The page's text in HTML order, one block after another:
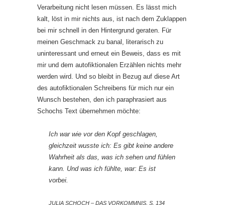
Verarbeitung nicht lesen müssen. Es lässt mich
kalt, löst in mir nichts aus, ist nach dem Zuklappen
bei mir schnell in den Hintergrund geraten. Für
meinen Geschmack zu banal, literarisch zu
uninteressant und erneut ein Beweis, dass es mit
mir und dem autofiktionalen Erzählen nichts mehr
werden wird. Und so bleibt in Bezug auf diese Art
des autofiktionalen Schreibens für mich nur ein
Wunsch bestehen, den ich paraphrasiert aus
Schochs Text übernehmen möchte:
Ich war wie vor den Kopf geschlagen,
gleichzeit wusste ich: Es gibt keine andere
Wahrheit als das, was ich sehen und fühlen
kann. Und was ich fühlte, war: Es ist
vorbei.
JULIA SCHOCH – DAS VORKOMMNIS, S. 134